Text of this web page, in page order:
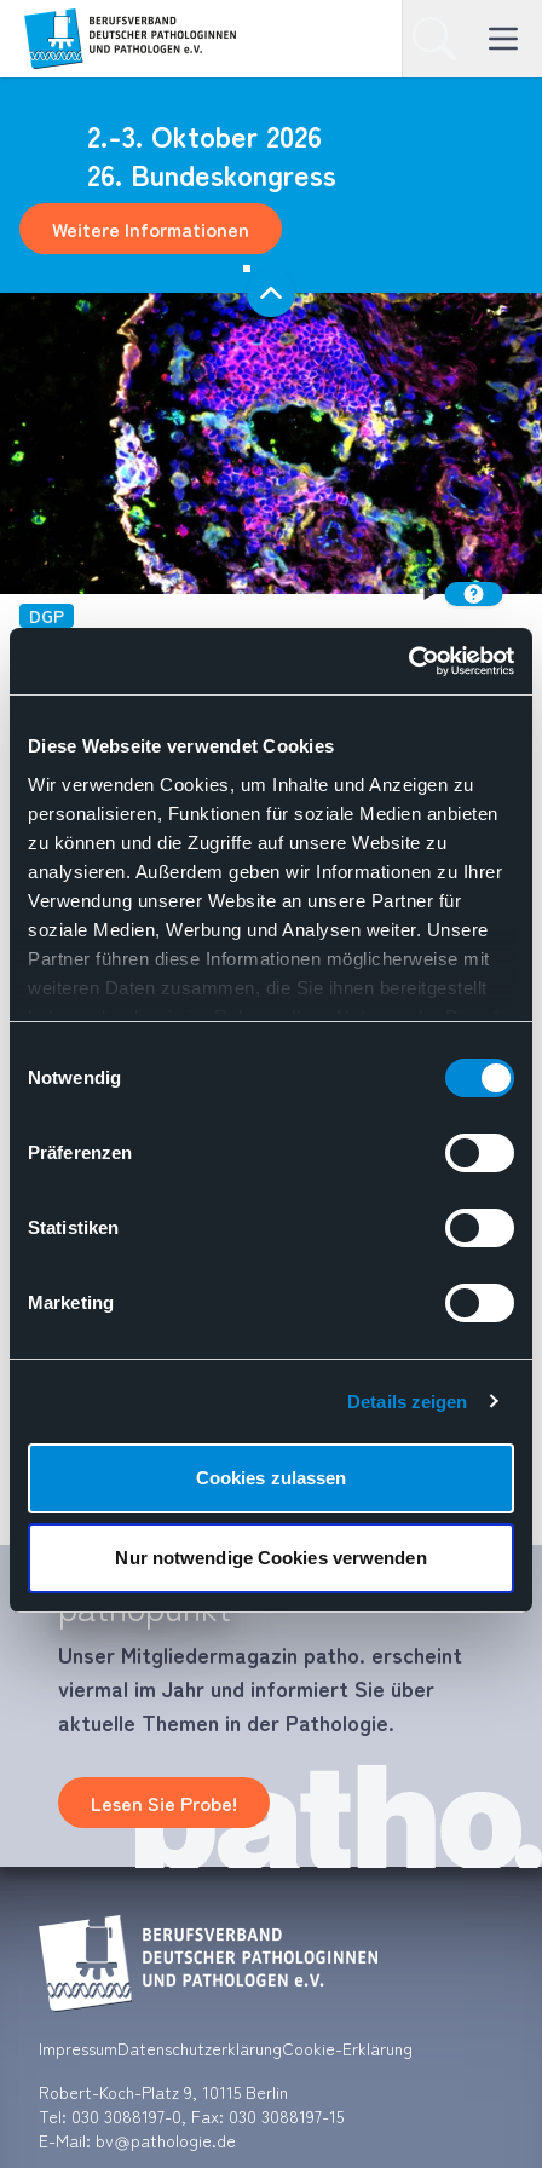
Diese Webseite verwendet Cookies
Wir verwenden Cookies, um Inhalte und Anzeigen zu
personalisieren, Funktionen für soziale Medien anbieten
zu können und die Zugriffe auf unsere Website zu
analysieren. Außerdem geben wir Informationen zu Ihrer
Verwendung unserer Website an unsere Partner für
soziale Medien, Werbung und Analysen weiter. Unsere
Partner führen diese Informationen möglicherweise mit
weiteren Daten zusammen, die Sie ihnen bereitgestellt
haben oder die sie im Rahmen Ihrer Nutzung der Dienste
Cookies, wenn Sie unsere Webseite weiterhin nutzen.
Notwendig
Präferenzen
Statistiken
Marketing
Details zeigen
Cookies zulassen
Nur notwendige Cookies verwenden
Homepage SuchenOpen
2.-3. Oktober 2026
26. Bundeskongress
Weitere Informationen
DGP
DGP
Kategorie: Flächendeckende Patientenversorgung
Nach Relevanz sortieren
17.06.2025
Pressemitteilung des BDP
geraten“
Flächendeckende Patientenversorgung
pathopunkt
Unser Mitgliedermagazin patho. erscheint
viermal im Jahr und informiert Sie über
aktuelle Themen in der Pathologie.
Lesen Sie Probe!
ImpressumDatenschutzerklärungCookie-Erklärung
Robert-Koch-Platz 9, 10115 Berlin
Tel: 030 3088197-0, Fax: 030 3088197-15
E-Mail: bv
pathologie.de